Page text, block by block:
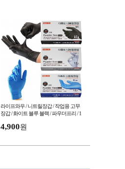
라이프와우 / 니트릴장갑 / 작업용 고무
장갑 / 화이트 블루 블랙 / 파우더프리 / 1
4,900원